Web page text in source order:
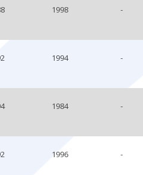
1998 -
1994 -
1984 -
1996 -